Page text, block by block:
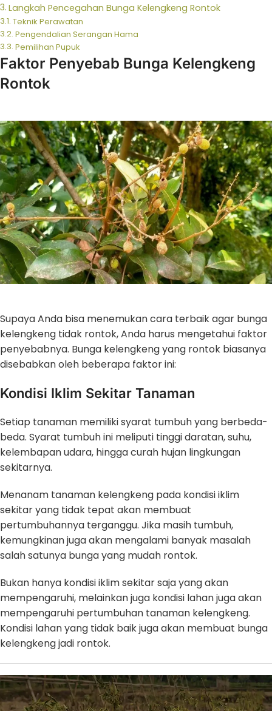
Langkah Pencegahan Bunga Kelengkeng Rontok
Teknik Perawatan
Pengendalian Serangan Hama
Pemilihan Pupuk
Faktor Penyebab Bunga Kelengkeng
Rontok
Supaya Anda bisa menemukan cara terbaik agar bunga
kelengkeng tidak rontok, Anda harus mengetahui faktor
penyebabnya. Bunga kelengkeng yang rontok biasanya
disebabkan oleh beberapa faktor ini:
Kondisi Iklim Sekitar Tanaman
Setiap tanaman memiliki syarat tumbuh yang berbeda-
beda. Syarat tumbuh ini meliputi tinggi daratan, suhu,
kelembapan udara, hingga curah hujan lingkungan
sekitarnya.
Menanam tanaman kelengkeng pada kondisi iklim
sekitar yang tidak tepat akan membuat
pertumbuhannya terganggu. Jika masih tumbuh,
kemungkinan juga akan mengalami banyak masalah
salah satunya bunga yang mudah rontok.
Bukan hanya kondisi iklim sekitar saja yang akan
mempengaruhi, melainkan juga kondisi lahan juga akan
mempengaruhi pertumbuhan tanaman kelengkeng.
Kondisi lahan yang tidak baik juga akan membuat bunga
kelengkeng jadi rontok.